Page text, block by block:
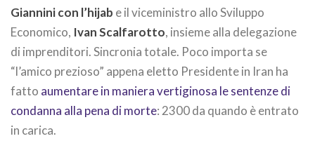
Giannini con l’hijab e il viceministro allo Sviluppo
Economico, Ivan Scalfarotto, insieme alla delegazione
di imprenditori. Sincronia totale. Poco importa se
“l’amico prezioso” appena eletto Presidente in Iran ha
fatto aumentare in maniera vertiginosa le sentenze di
condanna alla pena di morte: 2300 da quando è entrato
in carica.